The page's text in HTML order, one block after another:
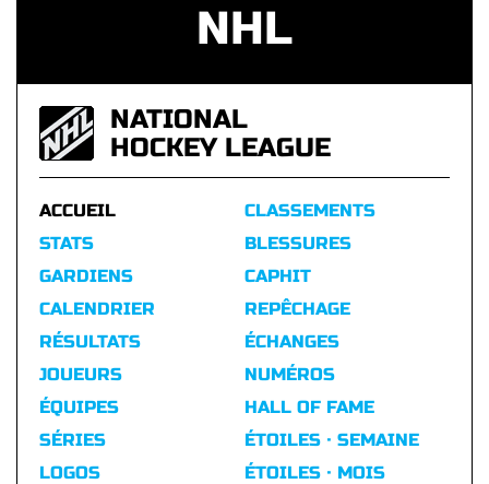
NHL
NATIONAL
HOCKEY LEAGUE
ACCUEIL
STATS
GARDIENS
CALENDRIER
RÉSULTATS
CLASSEMENTS
BLESSURES
CAPHIT
REPÊCHAGE
ÉCHANGES
JOUEURS
ÉQUIPES
SÉRIES
LOGOS
NUMÉROS
HALL OF FAME
ÉTOILES · SEMAINE
ÉTOILES · MOIS